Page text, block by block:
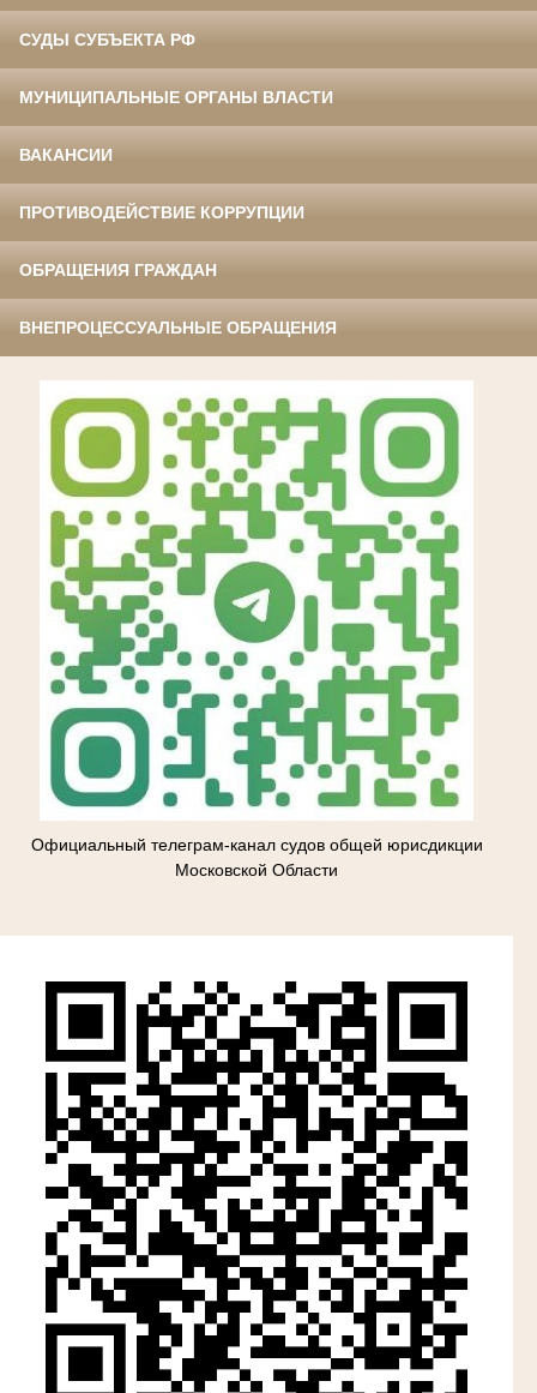
СУДЫ СУБЪЕКТА РФ
МУНИЦИПАЛЬНЫЕ ОРГАНЫ ВЛАСТИ
ВАКАНСИИ
ПРОТИВОДЕЙСТВИЕ КОРРУПЦИИ
ОБРАЩЕНИЯ ГРАЖДАН
ВНЕПРОЦЕССУАЛЬНЫЕ ОБРАЩЕНИЯ
Официальный телеграм-канал судов общей юрисдикции
Московской Области